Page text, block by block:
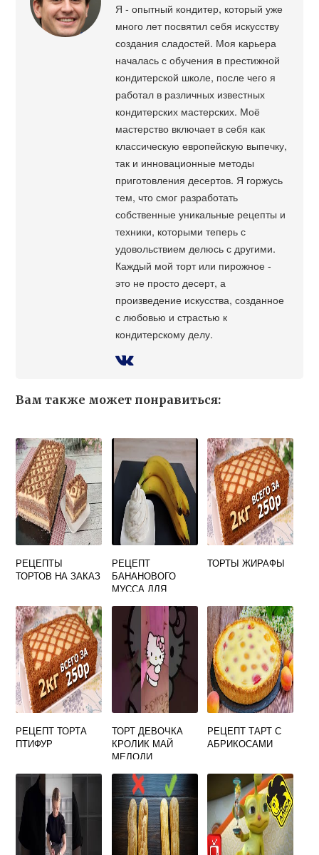
Я - опытный кондитер, который уже
много лет посвятил себя искусству
создания сладостей. Моя карьера
началась с обучения в престижной
кондитерской школе, после чего я
работал в различных известных
кондитерских мастерских. Моё
мастерство включает в себя как
классическую европейскую выпечку,
так и инновационные методы
приготовления десертов. Я горжусь
тем, что смог разработать
собственные уникальные рецепты и
техники, которыми теперь с
удовольствием делюсь с другими.
Каждый мой торт или пирожное -
это не просто десерт, а
произведение искусства, созданное
с любовью и страстью к
кондитерскому делу.
Вам также может понравиться:
РЕЦЕПТЫ
ТОРТОВ НА ЗАКАЗ
РЕЦЕПТ
БАНАНОВОГО
МУССА ДЛЯ
ТОРТЫ ЖИРАФЫ
РЕЦЕПТ ТОРТА
ПТИФУР
ТОРТ ДЕВОЧКА
КРОЛИК МАЙ
МЕЛОДИ
РЕЦЕПТ ТАРТ С
АБРИКОСАМИ